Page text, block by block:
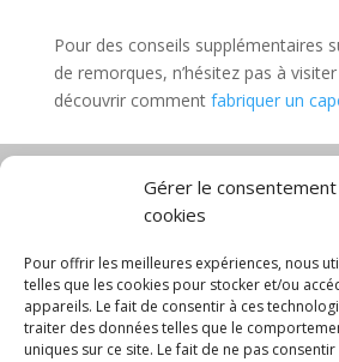
Gérer le
cookies
Pour offrir les meilleures expériences, nous
telles que les cookies pour stocker et/ou
appareils. Le fait de consentir à ces
traiter des données telles que le
uniques sur ce site. Le fait de ne pas
Pour des conseils supplémentaires
de remorques, n’hésitez pas à visiter
découvrir comment fabriquer un
Diable électrique
Chariot manutention
Mentions légales
Politique de confidentialité et
données